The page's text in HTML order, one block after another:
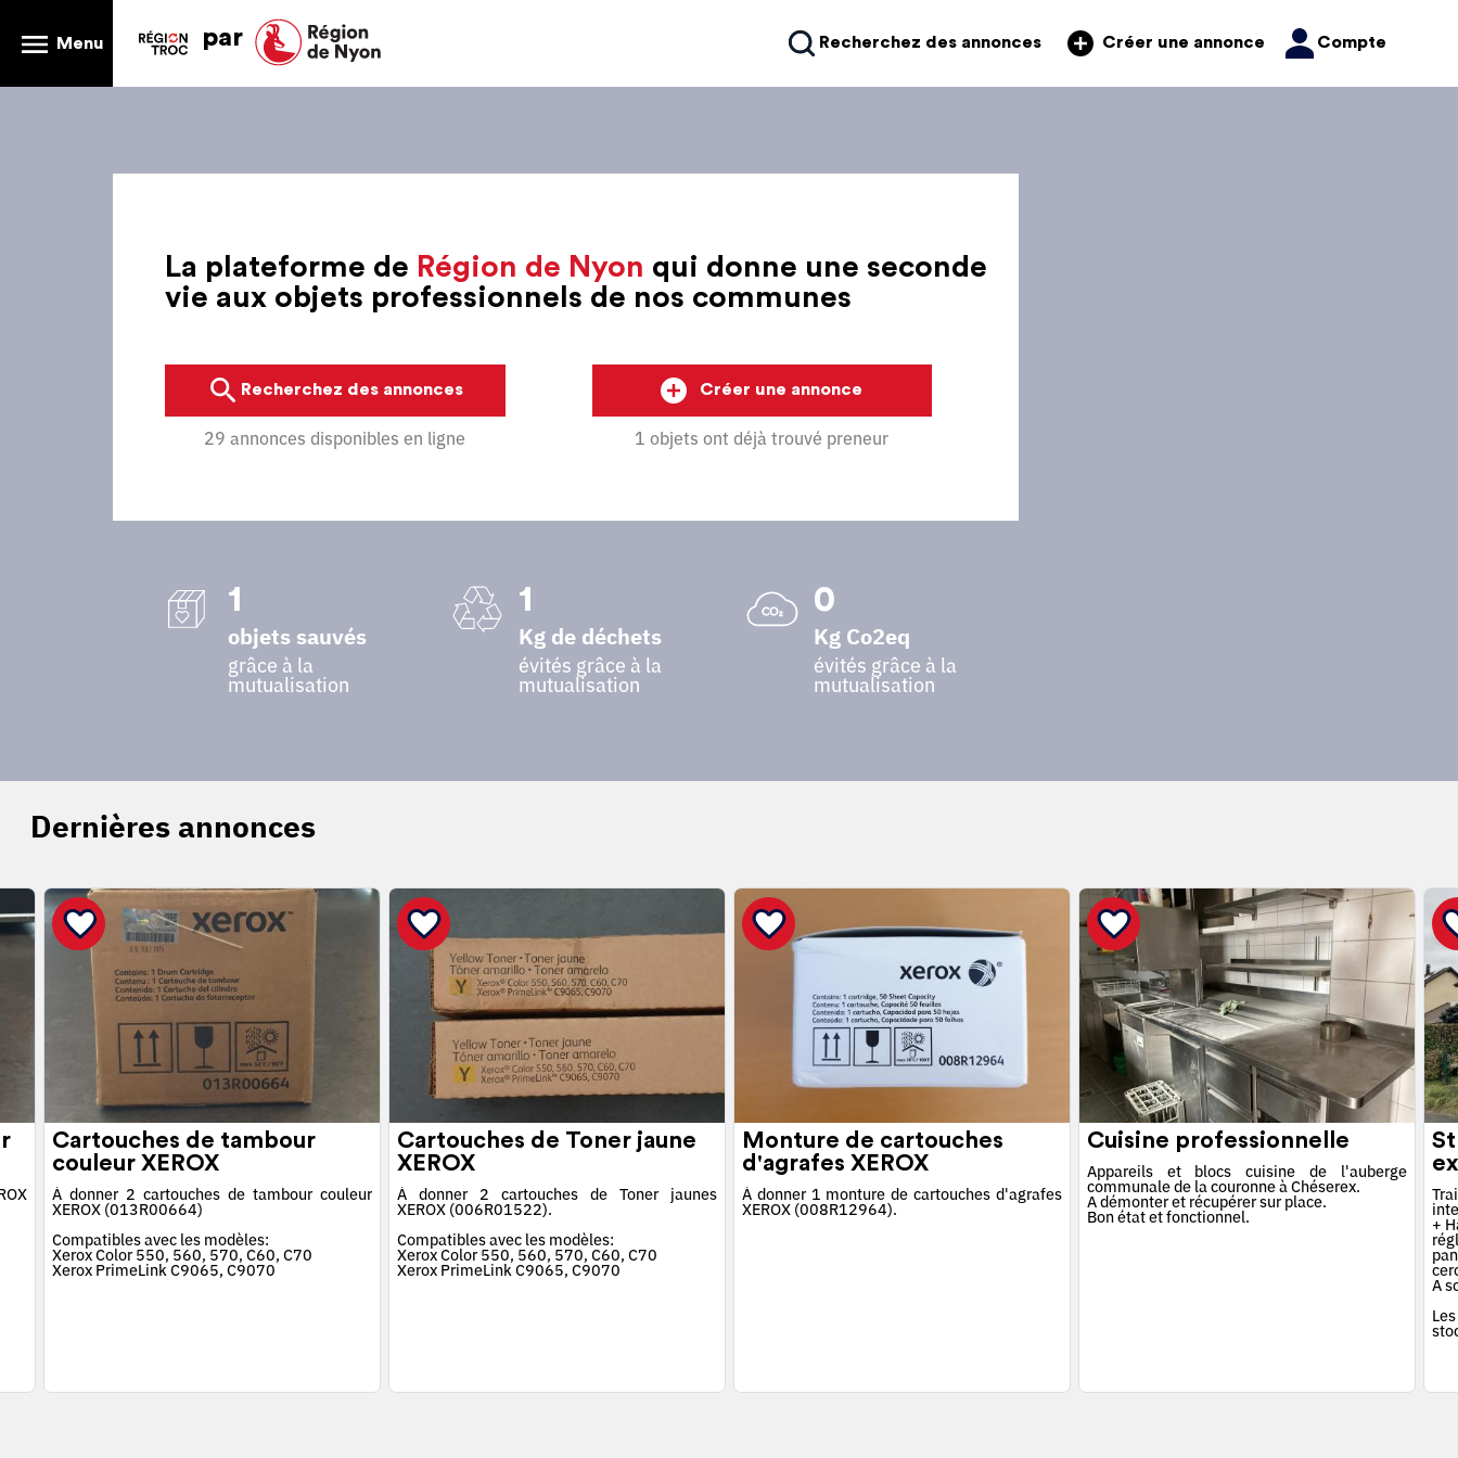
Menu par Recherchez des annonces Créer une annonce Compte
La plateforme de Région de Nyon qui donne une seconde
vie aux objets professionnels de nos communes
Recherchez des annonces
29 annonces disponibles en ligne
Créer une annonce
1 objets ont déjà trouvé preneur
1
objets sauvés
grâce à la
mutualisation
1
Kg de déchets
évités grâce à la
mutualisation
0
Kg Co2eq
évités grâce à la
mutualisation
Dernières annonces
Cartouches de tambour
couleur XEROX
À donner 2 cartouches de tambour couleur
XEROX (013R00664)
Compatibles avec les modèles:
Xerox Color 550, 560, 570, C60, C70
Xerox PrimeLink C9065, C9070
Cartouches de Toner jaune
XEROX
À donner 2 cartouches de Toner jaunes
XEROX (006R01522).
Compatibles avec les modèles:
Xerox Color 550, 560, 570, C60, C70
Xerox PrimeLink C9065, C9070
Monture de cartouches
d'agrafes XEROX
À donner 1 monture de cartouches d'agrafes
XEROX (008R12964).
Cuisine professionnelle
Appareils et blocs cuisine de l'auberge
communale de la couronne à Chéserex.
A démonter et récupérer sur place.
Bon état et fonctionnel. +
A